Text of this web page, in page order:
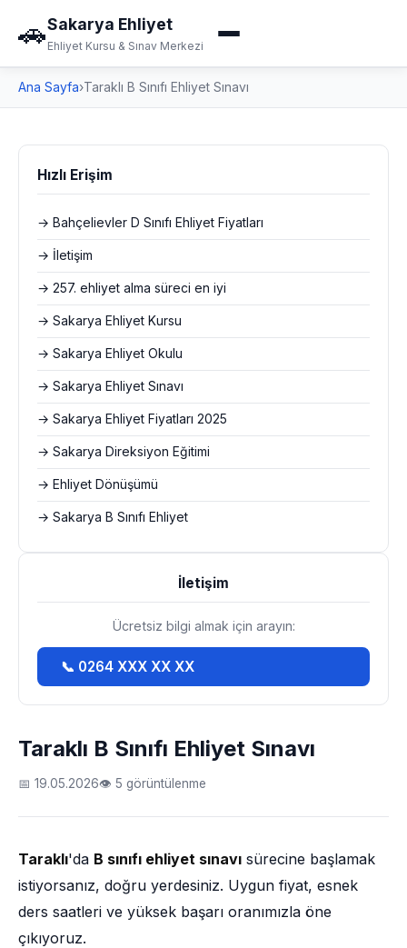
🚗Sakarya Ehliyet
Ehliyet Kursu & Sınav Merkezi
Ana Sayfa›Taraklı B Sınıfı Ehliyet Sınavı
Taraklı B Sınıfı Ehliyet Sınavı
📅 19.05.2026👁 5 görüntülenme
Taraklı'da B sınıfı ehliyet sınavı sürecine başlamak
istiyorsanız, doğru yerdesiniz. Uygun fiyat, esnek
ders saatleri ve yüksek başarı oranımızla öne
çıkıyoruz.
Hızlı Erişim
→ Bahçelievler D Sınıfı Ehliyet Fiyatları
→ İletişim
→ 257. ehliyet alma süreci en iyi
→ Sakarya Ehliyet Kursu
→ Sakarya Ehliyet Okulu
→ Sakarya Ehliyet Sınavı
→ Sakarya Ehliyet Fiyatları 2025
→ Sakarya Direksiyon Eğitimi
→ Ehliyet Dönüşümü
→ Sakarya B Sınıfı Ehliyet
İletişim
Ücretsiz bilgi almak için arayın:
📞 0264 XXX XX XX